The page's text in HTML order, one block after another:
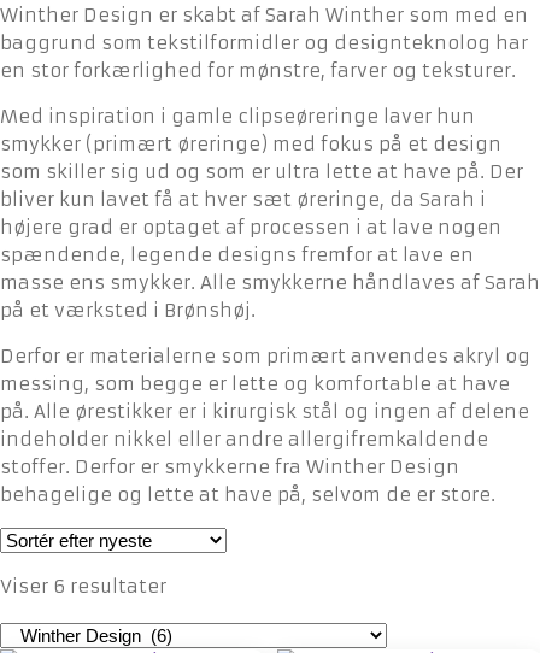
Winther Design er skabt af Sarah Winther som med en
baggrund som tekstilformidler og designteknolog har
en stor forkærlighed for mønstre, farver og teksturer.
Med inspiration i gamle clipseøreringe laver hun
smykker (primært øreringe) med fokus på et design
som skiller sig ud og som er ultra lette at have på. Der
bliver kun lavet få at hver sæt øreringe, da Sarah i
højere grad er optaget af processen i at lave nogen
spændende, legende designs fremfor at lave en
masse ens smykker. Alle smykkerne håndlaves af Sarah
på et værksted i Brønshøj.
Derfor er materialerne som primært anvendes akryl og
messing, som begge er lette og komfortable at have
på. Alle ørestikker er i kirurgisk stål og ingen af delene
indeholder nikkel eller andre allergifremkaldende
stoffer. Derfor er smykkerne fra Winther Design
behagelige og lette at have på, selvom de er store.
Viser 6 resultaterSorteret
seneste